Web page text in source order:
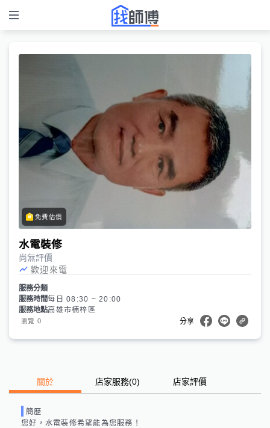
免費估價
水電裝修
尚無評價
歡迎來電
服務分類
服務時間每日 08:30 ~ 20:00
服務地點高雄市楠梓區
瀏覽 0 分享
關於 店家服務(0) 店家評價
簡歷
您好， 水電裝修希望能為您服務！